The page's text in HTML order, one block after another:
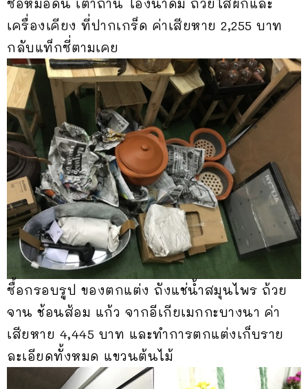
ซื้อหม้อดิน เตาถ่าน โอ่งน้ำดื่ม ถ้วยใส่ผักและ
เครื่องเคียง ที่ปากเกร็ด ค่าเสียหาย 2,255 บาท
กลับแท็กซี่ตามเคย
ซื้อกรอบรูป ของตกแต่ง ถังแช่น้ำสมุนไพร ถ้วย
จาน ช้อนส้อม แก้ว จากอีเกียเมกกะบางนา ค่า
เสียหาย 4,445 บาท และทำการตกแต่งเก็บราย
ละเอียดทั้งหมด แขวนต้นไม้